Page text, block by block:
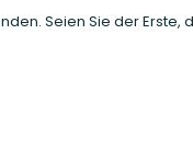
Seien Sie der Erste,